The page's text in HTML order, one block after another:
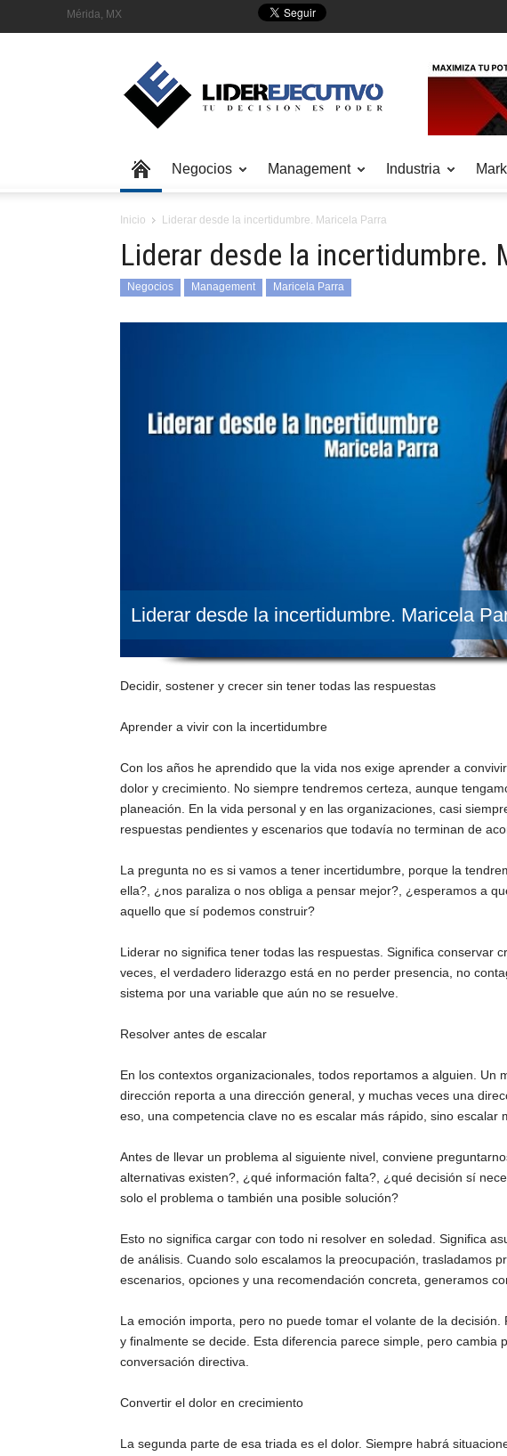
Mérida, MX
Negocios Management Industria
Inicio Liderar desde la incertidumbre. Maricela Parra
Liderar desde la incertidumbre.
Negocios Management Maricela Parra
Liderar desde la incertidumbre. Maricela
Decidir, sostener y crecer sin tener todas las respuestas
Aprender a vivir con la incertidumbre
Con los años he aprendido que la vida nos exige aprender a
dolor y crecimiento. No siempre tendremos certeza, aunque
planeación. En la vida personal y en las organizaciones, casi
respuestas pendientes y escenarios que todavía no terminan de
La pregunta no es si vamos a tener incertidumbre, porque la
ella?, ¿nos paraliza o nos obliga a pensar mejor?, ¿esperamos a
aquello que sí podemos construir?
Liderar no significa tener todas las respuestas. Significa conservar
veces, el verdadero liderazgo está en no perder presencia, no
sistema por una variable que aún no se resuelve.
Resolver antes de escalar
En los contextos organizacionales, todos reportamos a alguien. Un
dirección reporta a una dirección general, y muchas veces una
eso, una competencia clave no es escalar más rápido, sino escalar
Antes de llevar un problema al siguiente nivel, conviene
alternativas existen?, ¿qué información falta?, ¿qué decisión sí
solo el problema o también una posible solución?
Esto no significa cargar con todo ni resolver en soledad. Significa
de análisis. Cuando solo escalamos la preocupación, trasladamos
escenarios, opciones y una recomendación concreta, generamos
La emoción importa, pero no puede tomar el volante de la
y finalmente se decide. Esta diferencia parece simple, pero cambia
conversación directiva.
Convertir el dolor en crecimiento
La segunda parte de esa triada es el dolor. Siempre habrá